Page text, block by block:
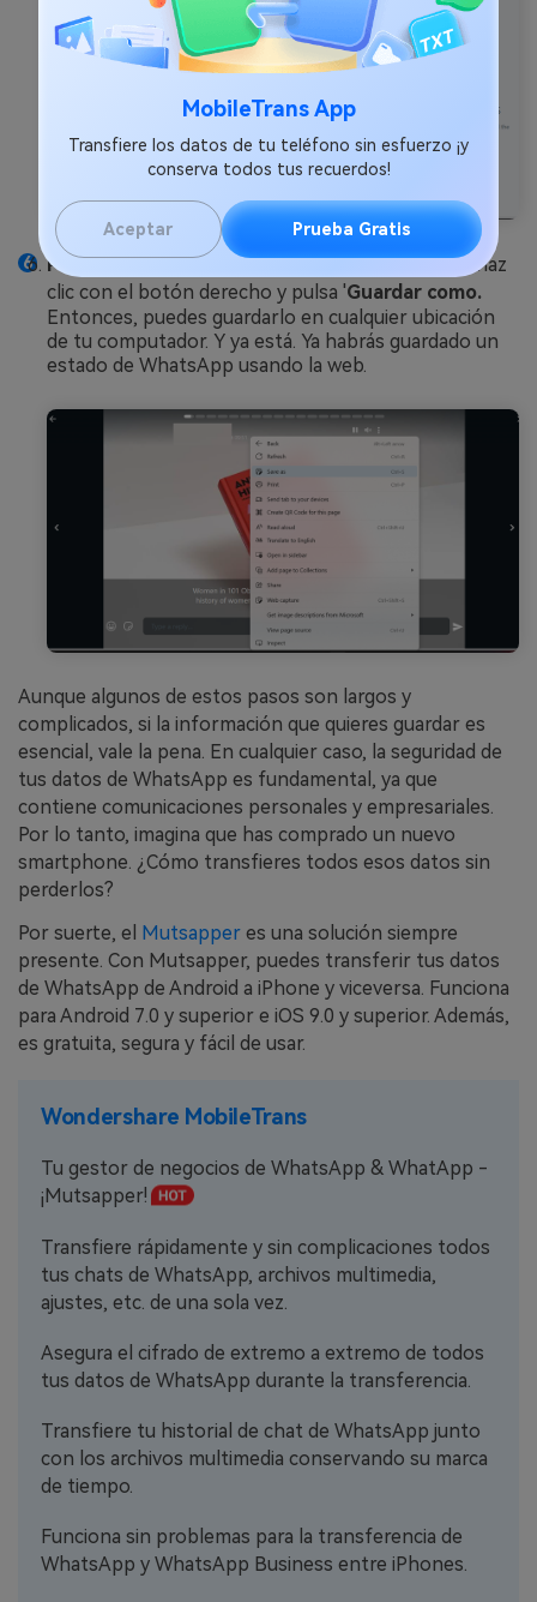
MobileTrans App
Transfiere los datos de tu teléfono sin esfuerzo ¡y
conserva todos tus recuerdos!
Aceptar Prueba Gratis
Paso 6:Una vez abierto el estado de WhatsApp, haz
clic con el botón derecho y pulsa 'Guardar como.
Entonces, puedes guardarlo en cualquier ubicación
de tu computador. Y ya está. Ya habrás guardado un
estado de WhatsApp usando la web.
Aunque algunos de estos pasos son largos y
complicados, si la información que quieres guardar es
esencial, vale la pena. En cualquier caso, la seguridad de
tus datos de WhatsApp es fundamental, ya que
contiene comunicaciones personales y empresariales.
Por lo tanto, imagina que has comprado un nuevo
smartphone. ¿Cómo transfieres todos esos datos sin
perderlos?
Por suerte, el Mutsapper es una solución siempre
presente. Con Mutsapper, puedes transferir tus datos
de WhatsApp de Android a iPhone y viceversa. Funciona
para Android 7.0 y superior e iOS 9.0 y superior. Además,
es gratuita, segura y fácil de usar.
Wondershare MobileTrans
Tu gestor de negocios de WhatsApp & WhatApp -
¡Mutsapper!
Transfiere rápidamente y sin complicaciones todos
tus chats de WhatsApp, archivos multimedia,
ajustes, etc. de una sola vez.
Asegura el cifrado de extremo a extremo de todos
tus datos de WhatsApp durante la transferencia.
Transfiere tu historial de chat de WhatsApp junto
con los archivos multimedia conservando su marca
de tiempo.
Funciona sin problemas para la transferencia de
WhatsApp y WhatsApp Business entre iPhones.